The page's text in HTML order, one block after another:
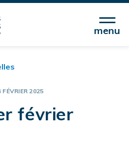
menu
FÉVRIER 2025
février